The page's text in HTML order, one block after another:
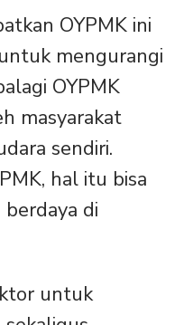
OYPMK ini
mengurangi
OYPMK
masyarakat
sendiri.
hal itu bisa
di
untuk